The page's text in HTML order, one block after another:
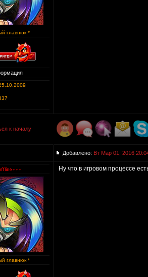
главнюк *
к началу
Добавлено: Вт Мар 01, 2016
главнюк *
Ну что в игровом процессе